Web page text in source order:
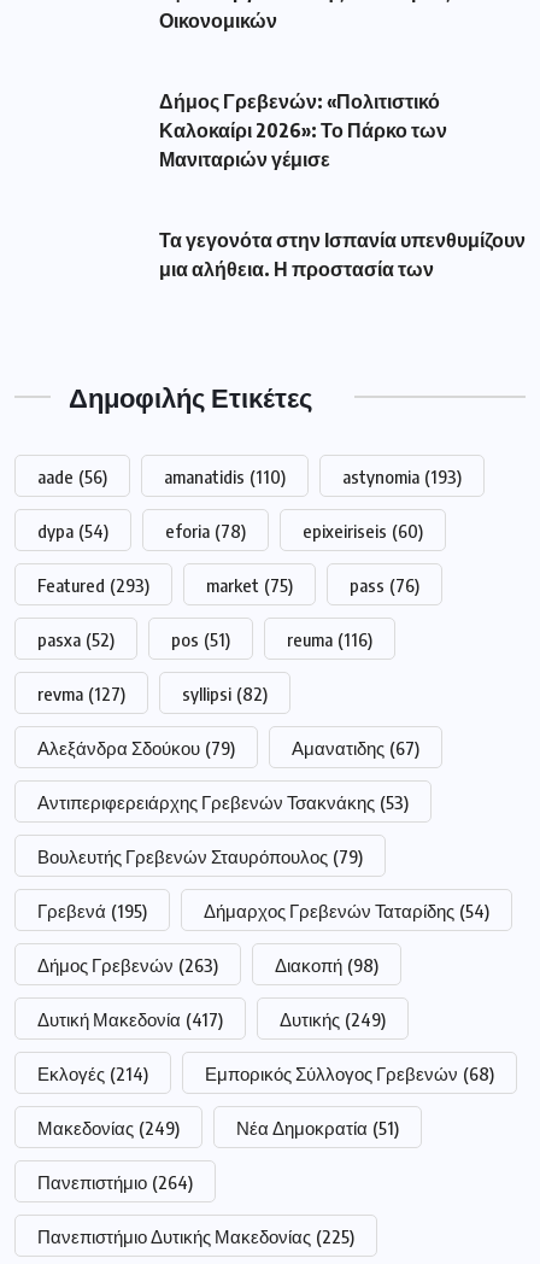
Οικονομικών
Δήμος Γρεβενών: «Πολιτιστικό
Καλοκαίρι 2026»: Το Πάρκο των
Μανιταριών γέμισε
Τα γεγονότα στην Ισπανία υπενθυμίζουν
μια αλήθεια. Η προστασία των
Δημοφιλής Ετικέτες
aade (56) amanatidis (110) astynomia (193)
dypa (54) eforia (78) epixeiriseis (60)
Featured (293) market (75) pass (76)
pasxa (52) pos (51) reuma (116)
revma (127) syllipsi (82)
Αλεξάνδρα Σδούκου (79) Αμανατιδης (67)
Αντιπεριφερειάρχης Γρεβενών Τσακνάκης (53)
Βουλευτής Γρεβενών Σταυρόπουλος (79)
Γρεβενά (195) Δήμαρχος Γρεβενών Ταταρίδης (54)
Δήμος Γρεβενών (263) Διακοπή (98)
Δυτική Μακεδονία (417) Δυτικής (249)
Εκλογές (214) Εμπορικός Σύλλογος Γρεβενών (68)
Μακεδονίας (249) Νέα Δημοκρατία (51)
Πανεπιστήμιο (264)
Πανεπιστήμιο Δυτικής Μακεδονίας (225)